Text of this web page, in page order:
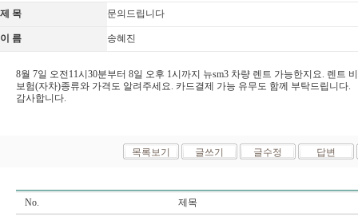
제 목 문의드립니다
이 름 송혜진
8월 7일 오전11시30분부터 8일 오후 1시까지 뉴sm3 차량 렌트 가능한지요. 렌트
보험(자차)종류와 가격도 알려주세요. 카드결제 가능 유무도 함께 부탁드립니다.
감사합니다.
No. 제목